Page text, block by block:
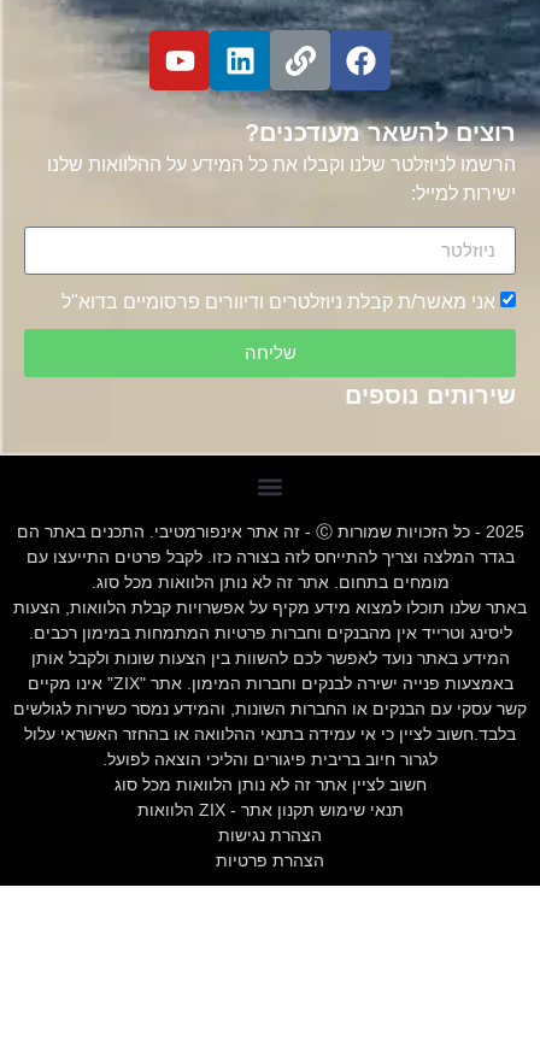
רוצים להשאר מעודכנים?
הרשמו לניוזלטר שלנו וקבלו את כל המידע על ההלוואות שלנו
ישירות למייל:
אני מאשר/ת קבלת ניוזלטרים ודיוורים פרסומיים בדוא"ל
שליחה
שירותים נוספים
2025 - כל הזכויות שמורות Ⓒ - זה אתר אינפורמטיבי. התכנים באתר הם
בגדר המלצה וצריך להתייחס לזה בצורה כזו. לקבל פרטים התייעצו עם
מומחים בתחום. אתר זה לא נותן הלוואות מכל סוג.
באתר שלנו תוכלו למצוא מידע מקיף על אפשרויות קבלת הלוואות, הצעות
ליסינג וטרייד אין מהבנקים וחברות פרטיות המתמחות במימון רכבים.
המידע באתר נועד לאפשר לכם להשוות בין הצעות שונות ולקבל אותן
באמצעות פנייה ישירה לבנקים וחברות המימון. אתר "ZIX" אינו מקיים
קשר עסקי עם הבנקים או החברות השונות, והמידע נמסר כשירות לגולשים
בלבד.חשוב לציין כי אי עמידה בתנאי ההלוואה או בהחזר האשראי עלול
לגרור חיוב בריבית פיגורים והליכי הוצאה לפועל.
חשוב לציין אתר זה לא נותן הלוואות מכל סוג
תנאי שימוש תקנון אתר - ZIX הלוואות
הצהרת נגישות
הצהרת פרטיות